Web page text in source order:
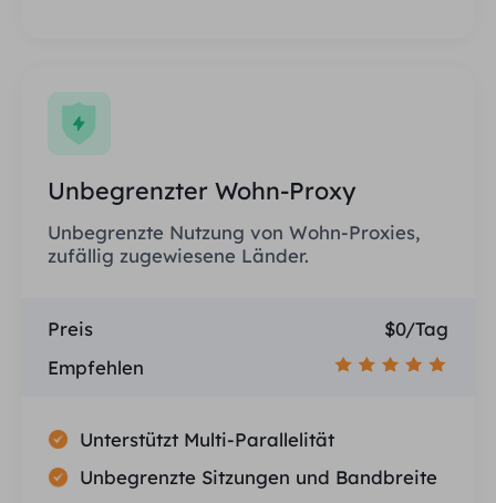
Unbegrenzter Wohn-Proxy
Unbegrenzte Nutzung von Wohn-Proxies,
zufällig zugewiesene Länder.
Preis
$0/Tag
Empfehlen
Unterstützt Multi-Parallelität
Unbegrenzte Sitzungen und Bandbreite